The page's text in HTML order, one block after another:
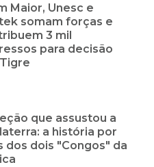
Maior, Unesc e
somam forças e
3 mil
para decisão
que assustou a
a história por
dos dois "Congos" da